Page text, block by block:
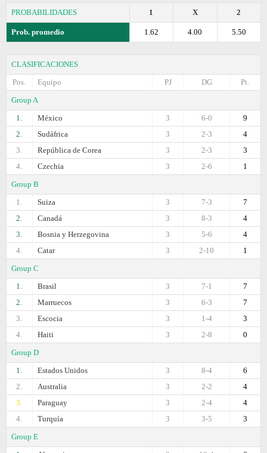
PROBABILIDADES 2
X
1
Prob. promedio 5.50
4.00
1.62
CLASIFICACIONES
Pos.
Equipo Pt.
DG
PJ
Group A
1.
México 9
6-0
3
2.
Sudáfrica 4
2-3
3
3.
República de Corea 3
2-3
3
4.
Czechia 1
2-6
3
Group B
1.
Suiza 7
7-3
3
2.
Canadá 4
8-3
3
3.
Bosnia y Herzegovina 4
5-6
3
4.
Catar 1
2-10
3
Group C
1.
Brasil 7
7-1
3
2.
Marruecos 7
6-3
3
3.
Escocia 3
1-4
3
4.
Haiti 0
2-8
3
Group D
1.
Estados Unidos 6
8-4
3
2.
Australia 4
2-2
3
3.
Paraguay 4
2-4
3
4.
Turquía 3
3-5
3
Group E